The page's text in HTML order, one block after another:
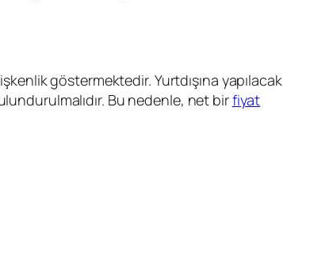
göstermektedir. Yurtdışına yapılacak
Bu nedenle, net birfiyat